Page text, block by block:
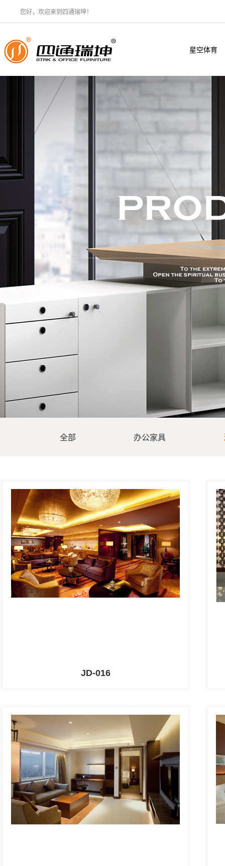
您好，欢迎来到四通瑞坤！
星空体育
官方网站
XINGKONG
SPORT
全部 办公家具
JD-016